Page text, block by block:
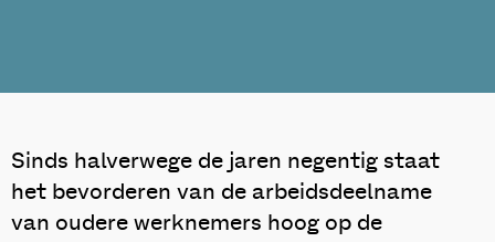
Sinds halverwege de jaren negentig staat
het bevorderen van de arbeidsdeelname
van oudere werknemers hoog op de